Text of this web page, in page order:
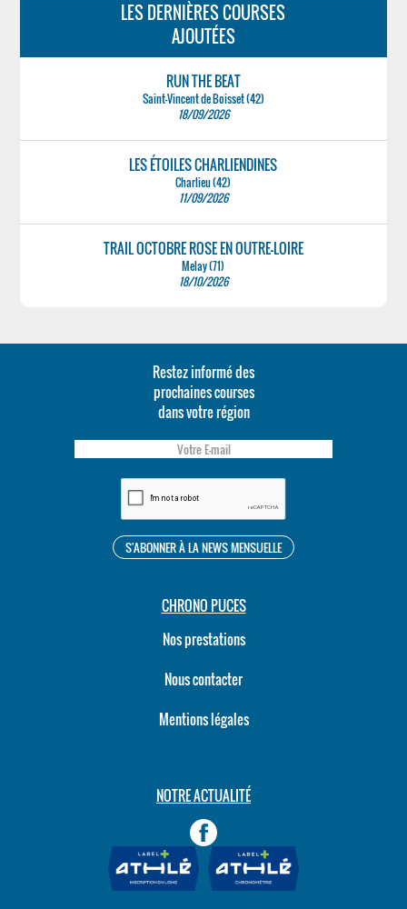
LES DERNIÈRES COURSES
AJOUTÉES
RUN THE BEAT
Saint-Vincent de Boisset (42)
18/09/2026
LES ÉTOILES CHARLIENDINES
Charlieu (42)
11/09/2026
TRAIL OCTOBRE ROSE EN OUTRE-LOIRE
Melay (71)
18/10/2026
Restez informé des
prochaines courses
dans votre région
CHRONO PUCES
Nos prestations
Nous contacter
Mentions légales
NOTRE ACTUALITÉ